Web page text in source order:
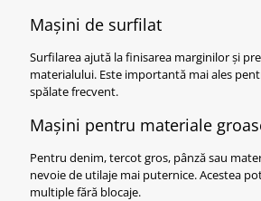
Mașini de surfilat
Surfilarea ajută la finisarea marginilor și
materialului. Este importantă mai ales
spălate frecvent.
Mașini pentru materiale
Pentru denim, tercot gros, pânză sau
nevoie de utilaje mai puternice. Acestea
multiple fără blocaje.